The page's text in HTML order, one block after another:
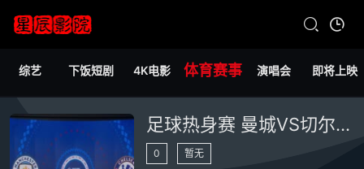
综艺 下饭短剧 4K电影 体育赛事 演唱会 即将上映
足球热身赛 曼城VS切尔西 20240804
0 暂无